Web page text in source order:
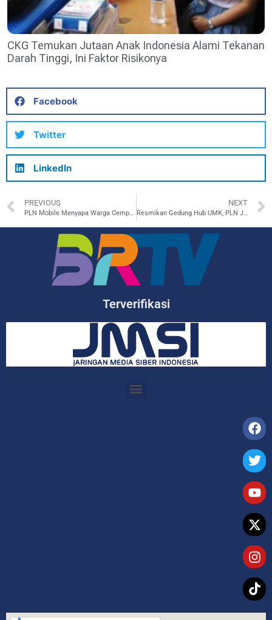
CKG Temukan Jutaan Anak Indonesia Alami Tekanan
Darah Tinggi, Ini Faktor Risikonya
Facebook
Twitter
LinkedIn
PREVIOUS
PLN Mobile Menyapa Warga Cempaka Putih
NEXT
Resmikan Gedung Hub UMK, PLN Jakarta Bangun Pusat Pemberdayaan UMKM
Terverifikasi